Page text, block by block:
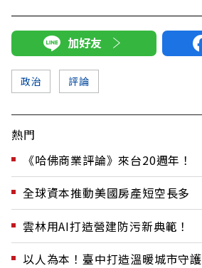
加好友
政治 評論
熱門
《哈佛商業評論》來台20週年！
全球資本推動美國房產短空長多
雲林用AI打造營建防污新典範！
以人為本！臺中打造溫暖城市守護